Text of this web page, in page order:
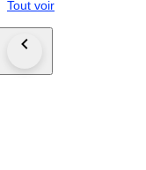
Tout voir